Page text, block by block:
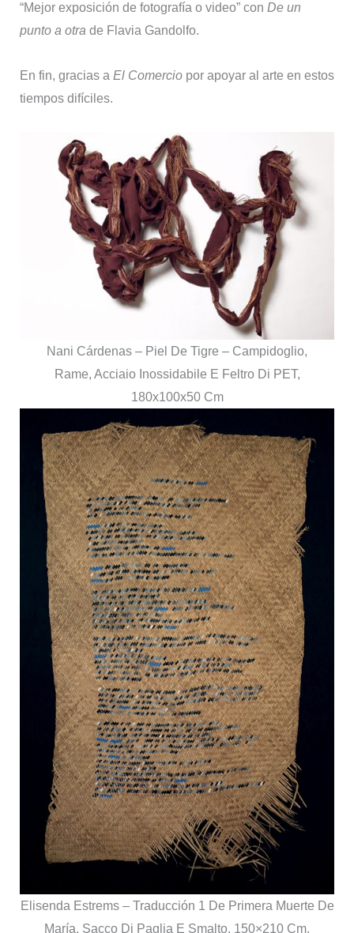
“Mejor exposición de fotografía o video” con De un
punto a otra de Flavia Gandolfo.
En fin, gracias a El Comerciopor apoyar al arte en estos
tiempos difíciles.
Nani Cárdenas – Piel De Tigre – Campidoglio,
Rame, Acciaio Inossidabile E Feltro Di PET,
180x100x50 Cm
Elisenda Estrems – Traducción 1 De Primera Muerte De
María, Sacco Di Paglia E Smalto, 150×210 Cm.